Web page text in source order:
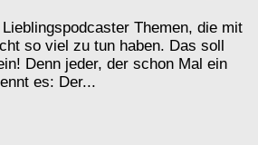
Themen, die mit
so viel zu tun haben. Das soll
Denn jeder, der schon Mal ein
es: Der...